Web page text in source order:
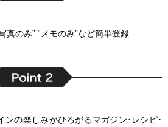
真のみ” “メモのみ”など簡単登録
ンの楽しみがひろがるマガジン･レシピ･